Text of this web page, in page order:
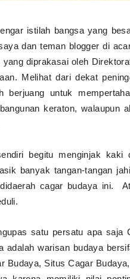
istilah bangsa yang
dan teman blogger di
yang diprakasai oleh
Melihat dari dekat
berjuang untuk
keraton, walaupun
begitu menginjak
banyak tangan-tangan
cagar budaya ini.
satu persatu apa saja
adalah warisan budaya
Budaya, SitusCagar Budaya